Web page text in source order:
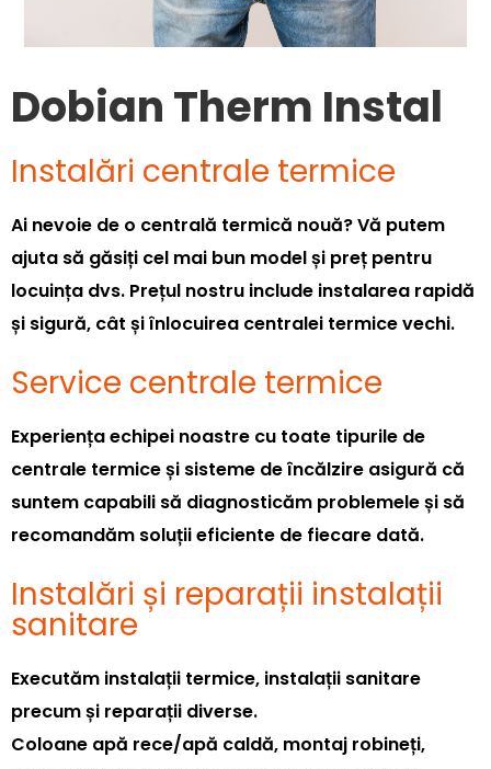
Dobian Therm Instal
Instalări centrale termice
Ai nevoie de o centrală termică nouă? Vă putem
ajuta să găsiți cel mai bun model și preț pentru
locuința dvs. Prețul nostru include instalarea rapidă
și sigură, cât și înlocuirea centralei termice vechi.
Service centrale termice
Experiența echipei noastre cu toate tipurile de
centrale termice și sisteme de încălzire asigură că
suntem capabili să diagnosticăm problemele și să
recomandăm soluții eficiente de fiecare dată.
Instalări și reparații instalații
sanitare
Executăm instalații termice, instalații sanitare
precum și reparații diverse.
Coloane apă rece/apă caldă, montaj robineți,